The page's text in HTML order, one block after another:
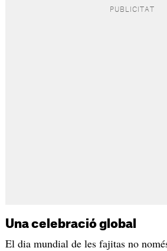
Una celebració global
El dia mundial de les fajitas no